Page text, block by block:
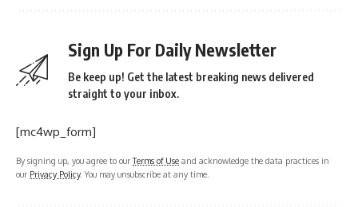
Sign Up For Daily Newsletter
Be keep up! Get the latest breaking news delivered
straight to your inbox.
[mc4wp_form]
By signing up, you agree to ourTerms of Use and acknowledge the data practices in
our Privacy Policy. You may unsubscribe at any time.